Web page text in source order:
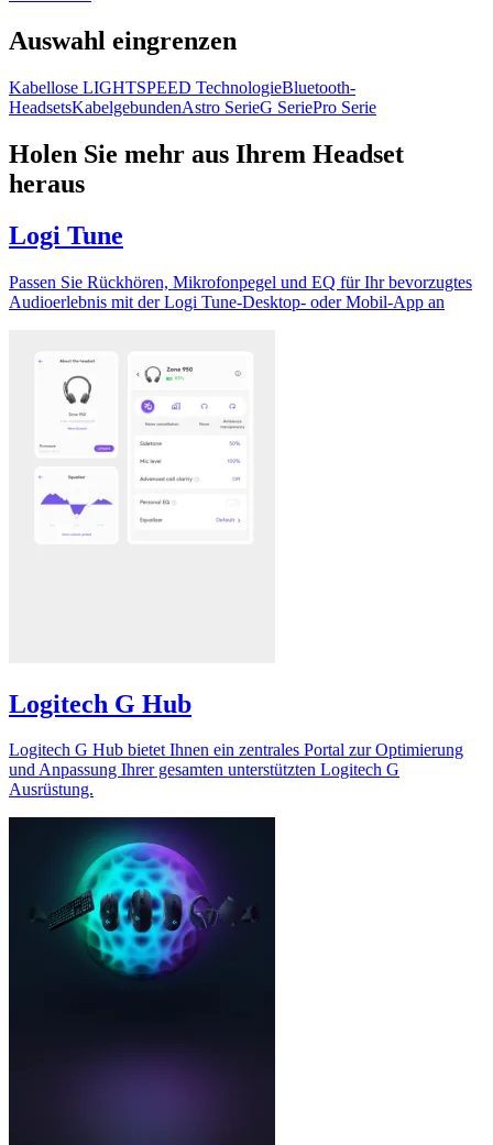
Auswahl eingrenzen
Kabellose LIGHTSPEED TechnologieBluetooth-
HeadsetsKabelgebundenAstro SerieG SeriePro Serie
Holen Sie mehr aus Ihrem Headset
heraus
Logi Tune
Passen Sie Rückhören, Mikrofonpegel und EQ für Ihr bevorzugtes
Audioerlebnis mit der Logi Tune-Desktop- oder Mobil-App an
Logitech G Hub
Logitech G Hub bietet Ihnen ein zentrales Portal zur Optimierung
und Anpassung Ihrer gesamten unterstützten Logitech G
Ausrüstung.